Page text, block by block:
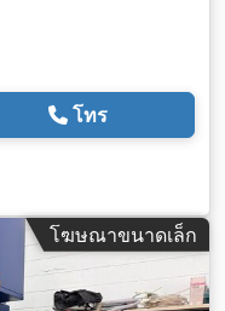
โทร
โฆษณาขนาดเล็ก